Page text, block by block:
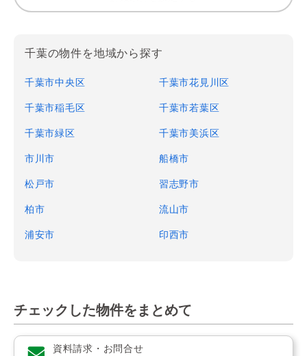
千葉の物件を地域から探す
千葉市中央区 千葉市花見川区
千葉市稲毛区 千葉市若葉区
千葉市緑区 千葉市美浜区
市川市 船橋市
松戸市 習志野市
柏市 流山市
浦安市 印西市
チェックした物件をまとめて
資料請求・お問合せ